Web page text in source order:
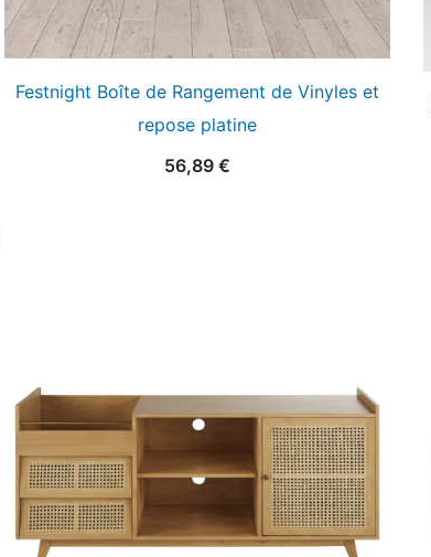
Festnight Boîte de Rangement de Vinyles et
repose platine
56,89 €